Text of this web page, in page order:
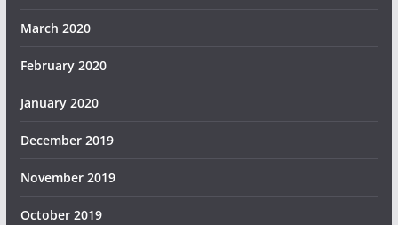
March 2020
February 2020
January 2020
December 2019
November 2019
October 2019